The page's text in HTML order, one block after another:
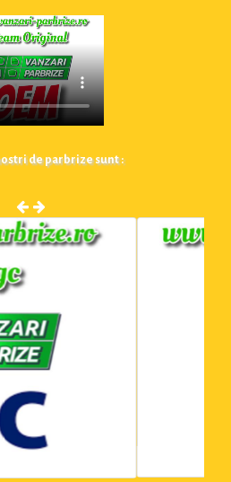
de parbrize sunt :